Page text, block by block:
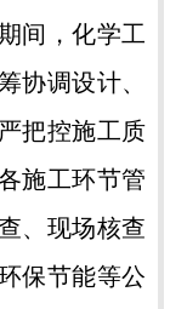
间，化学工
协调设计、
把控施工质
施工环节管
、现场核查
保节能等公